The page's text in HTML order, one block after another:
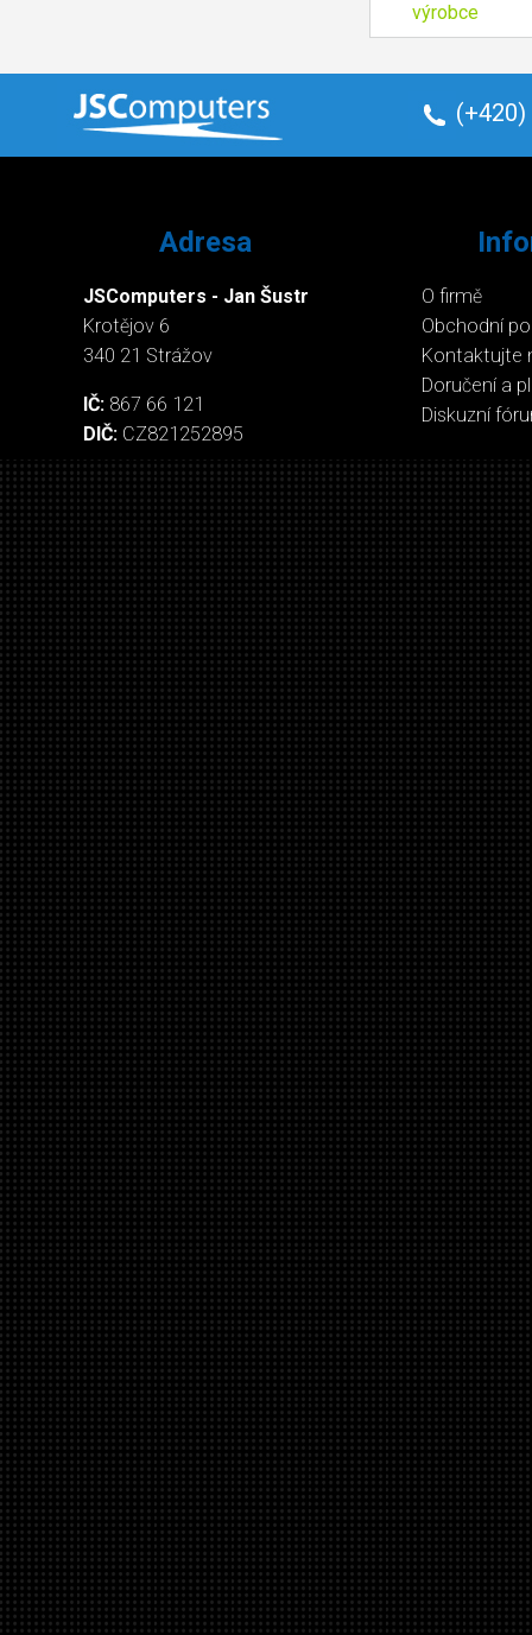
výrobce
(+420)
Adresa
JSComputers - Jan Šustr
Krotějov 6
340 21 Strážov
IČ: 867 66 121
DIČ: CZ821252895
O firmě
Obchodní
Kontaktujte
Doručení a
Diskuzní